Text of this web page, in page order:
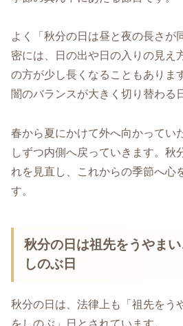
よく「秋分の日は昼と夜の長さが
密には、日の出や日の入りの見え
の方が少し長くなることもありま
闇のバランスが大きく切り替わる
春から夏にかけて外へ向かってい
しずつ内側へ戻っていきます。秋
れを見直し、これからの季節へ心
す。
秋分の日は祖先をうやま
しのぶ日
秋分の日は、法律上も「祖先をう
をしのぶ」日とされています。